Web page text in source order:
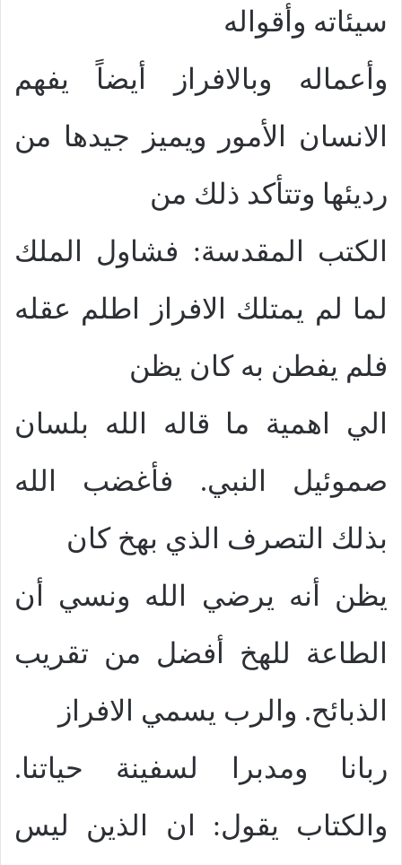
سيئاته وأقواله
وأعماله وبالافراز أيضاً يفهم
الانسان الأمور ويميز جيدها من
رديئها وتتأكد ذلك من
الكتب المقدسة: فشاول الملك
لما لم يمتلك الافراز اطلم عقله
فلم يفطن به كان يظن
الي اهمية ما قاله الله بلسان
صموئيل النبي. فأغضب الله
بذلك التصرف الذي بهخ كان
يظن أنه يرضي الله ونسي أن
الطاعة للهخ أفضل من تقريب
الذبائح. والرب يسمي الافراز
ربانا ومدبرا لسفينة حياتنا.
والكتاب يقول: ان الذين ليس